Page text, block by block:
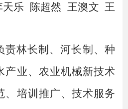
天乐
陈超然 王澳文 王
责林长制、河长制、种
产业、农业机械新技术
、培训推广、技术服务